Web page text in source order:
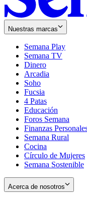
Nuestras marcas
Semana Play
Semana TV
Dinero
Arcadia
Soho
in
new
window
Fucsia
in
new
window
4 Patas
Educación
Foros Semana
Finanzas
Semana Rural
Cocina
Círculo de Mujeres
Semana Sostenible
Acerca de nosotros